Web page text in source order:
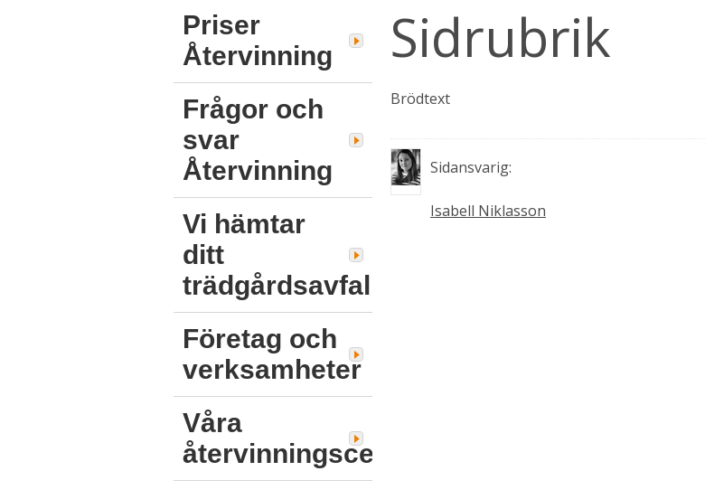
Sidrubrik
Brödtext
Sidansvarig:
Isabell Niklasson
Priser
Återvinning
Frågor och
svar
Återvinning
Vi hämtar
ditt
trädgårdsavfall!
Företag och
verksamheter
Våra
återvinningscentraler